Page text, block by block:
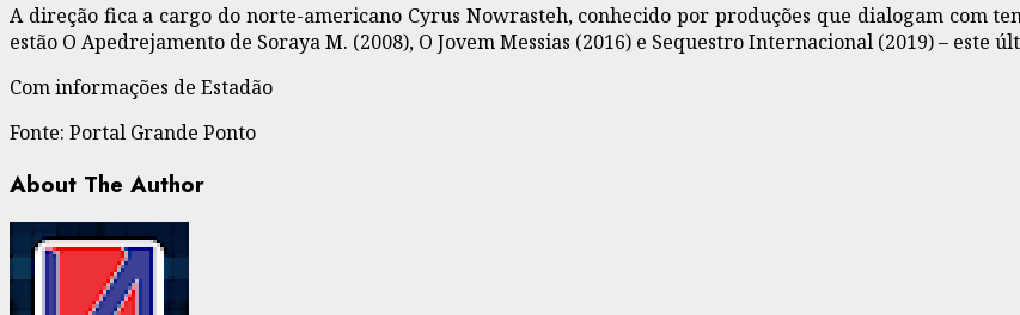
A direção fica a cargo do norte-americano Cyrus Nowrasteh, conhecido por produções que dialogam com
estão O Apedrejamento de Soraya M. (2008), O Jovem Messias (2016) e Sequestro Internacional (2019) – este
Com informações de Estadão
Fonte: Portal Grande Ponto
About The Author